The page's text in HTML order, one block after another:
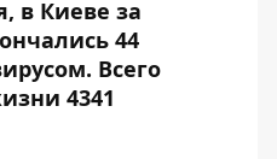
в Киеве за
44
. Всего
4341